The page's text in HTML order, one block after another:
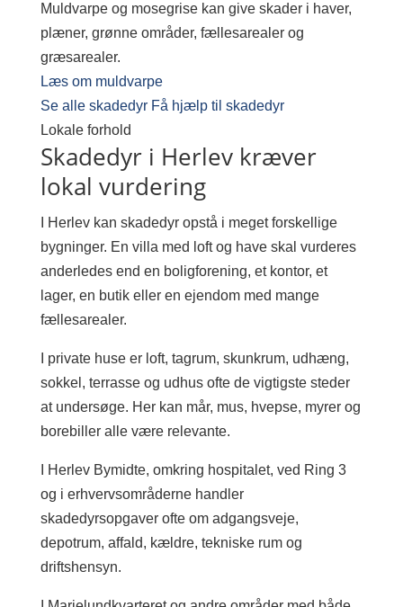
Muldvarpe og mosegrise kan give skader i haver,
plæner, grønne områder, fællesarealer og
græsarealer.
Læs om muldvarpe
Se alle skadedyr Få hjælp til skadedyr
Lokale forhold
Skadedyr i Herlev kræver
lokal vurdering
I Herlev kan skadedyr opstå i meget forskellige
bygninger. En villa med loft og have skal vurderes
anderledes end en boligforening, et kontor, et
lager, en butik eller en ejendom med mange
fællesarealer.
I private huse er loft, tagrum, skunkrum, udhæng,
sokkel, terrasse og udhus ofte de vigtigste steder
at undersøge. Her kan mår, mus, hvepse, myrer og
borebiller alle være relevante.
I Herlev Bymidte, omkring hospitalet, ved Ring 3
og i erhvervsområderne handler
skadedyrsopgaver ofte om adgangsveje,
depotrum, affald, kældre, tekniske rum og
driftshensyn.